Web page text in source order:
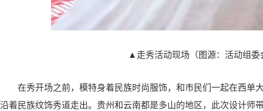
▲走秀活动现场（图源：活动组委
在秀开场之前，模特身着民族时尚服饰，和市民们一起在西单
沿着民族纹饰秀道走出。贵州和云南都是多山的地区，此次设计师